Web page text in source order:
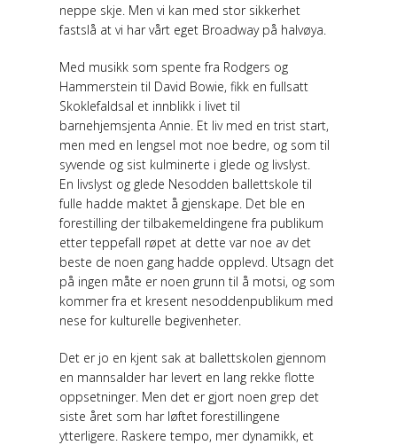
neppe skje. Men vi kan med stor sikkerhet
fastslå at vi har vårt eget Broadway på halvøya.
Med musikk som spente fra Rodgers og
Hammerstein til David Bowie, fikk en fullsatt
Skoklefaldsal et innblikk i livet til
barnehjemsjenta Annie. Et liv med en trist start,
men med en lengsel mot noe bedre, og som til
syvende og sist kulminerte i glede og livslyst.
En livslyst og glede Nesodden ballettskole til
fulle hadde maktet å gjenskape. Det ble en
forestilling der tilbakemeldingene fra publikum
etter teppefall røpet at dette var noe av det
beste de noen gang hadde opplevd. Utsagn det
på ingen måte er noen grunn til å motsi, og som
kommer fra et kresent nesoddenpublikum med
nese for kulturelle begivenheter.
Det er jo en kjent sak at ballettskolen gjennom
en mannsalder har levert en lang rekke flotte
oppsetninger. Men det er gjort noen grep det
siste året som har løftet forestillingene
ytterligere. Raskere tempo, mer dynamikk, et